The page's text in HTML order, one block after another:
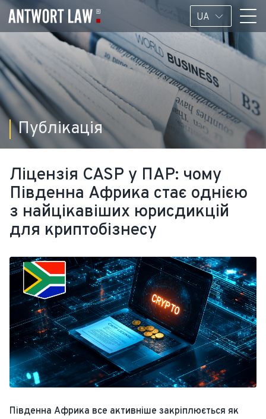
UA
Публікація
Ліцензія CASP у ПАР: чому
Південна Африка стає однією
з найцікавіших юрисдикцій
для криптобізнесу
Південна Африка все активніше закріплюється як